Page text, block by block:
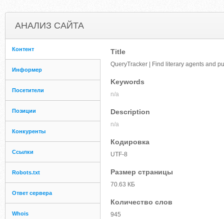
АНАЛИЗ САЙТА
Контент
Информер
Посетители
Позиции
Конкуренты
Ссылки
Robots.txt
Ответ сервера
Whois
Title
QueryTracker | Find literary agents and
Keywords
n/a
Description
n/a
Кодировка
UTF-8
Размер страницы
70.63 КБ
Количество слов
945